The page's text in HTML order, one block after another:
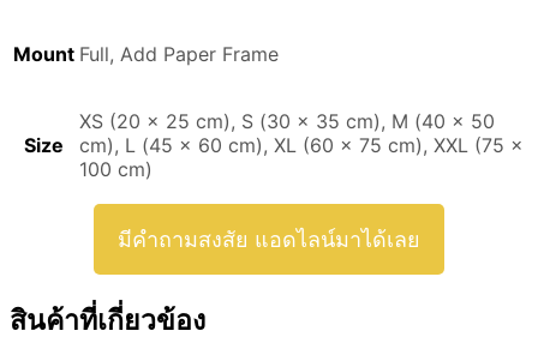
Mount Full, Add Paper Frame
Size
XS (20 x 25 cm), S (30 x 35 cm), M (40 x 50
cm), L (45 x 60 cm), XL (60 x 75 cm), XXL (75 x
100 cm)
มีคำถามสงสัย แอดไลน์มาได้เลย
สินค้าที่เกี่ยวข้อง